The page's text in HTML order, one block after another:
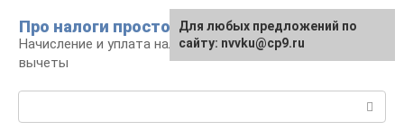
контенту
Про налоги просто
Начисление и уплата налогов, налоговые
вычеты
Для любых предложений по
сайту: nvvku@cp9.ru